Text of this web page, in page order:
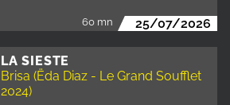
60 mn 25/07/2026
LA SIESTE
Brisa (Ëda Diaz - Le Grand Soufflet
2024)